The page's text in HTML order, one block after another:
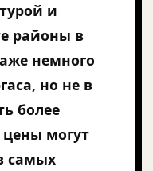
и
районы в
немного
но не в
более
могут
самых